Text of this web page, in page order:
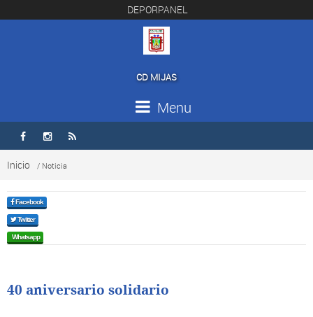
DEPORPANEL
CD MIJAS
Menu
  
Inicio / Noticia
Facebook
Twitter
Whatsapp
40 aniversario solidario